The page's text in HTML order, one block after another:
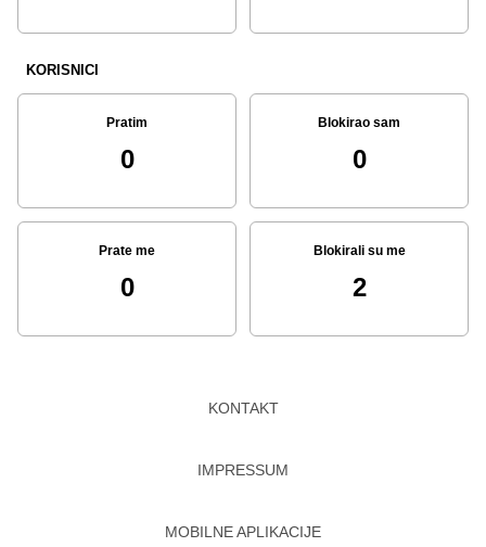
KORISNICI
Pratim
0
Blokirao sam
0
Prate me
0
Blokirali su me
2
KONTAKT
IMPRESSUM
MOBILNE APLIKACIJE